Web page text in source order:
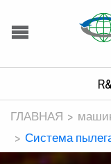
ГЛАВНАЯ
Система